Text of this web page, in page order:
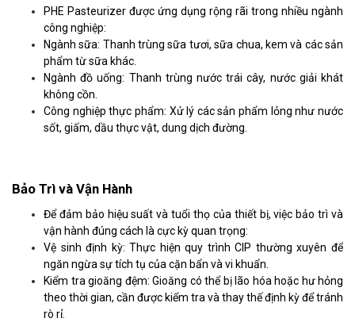
PHE Pasteurizer được ứng dụng rộng rãi trong nhiều ngành
công nghiệp:
Ngành sữa: Thanh trùng sữa tươi, sữa chua, kem và các sản
phẩm từ sữa khác.
Ngành đồ uống: Thanh trùng nước trái cây, nước giải khát
không cồn.
Công nghiệp thực phẩm: Xử lý các sản phẩm lỏng như nước
sốt, giấm, dầu thực vật, dung dịch đường.
Bảo Trì và Vận Hành
Để đảm bảo hiệu suất và tuổi thọ của thiết bị, việc bảo trì và
vận hành đúng cách là cực kỳ quan trọng:
Vệ sinh định kỳ: Thực hiện quy trình CIP thường xuyên để
ngăn ngừa sự tích tụ của cặn bẩn và vi khuẩn.
Kiểm tra gioăng đệm: Gioăng có thể bị lão hóa hoặc hư hỏng
theo thời gian, cần được kiểm tra và thay thế định kỳ để tránh
rò rỉ.